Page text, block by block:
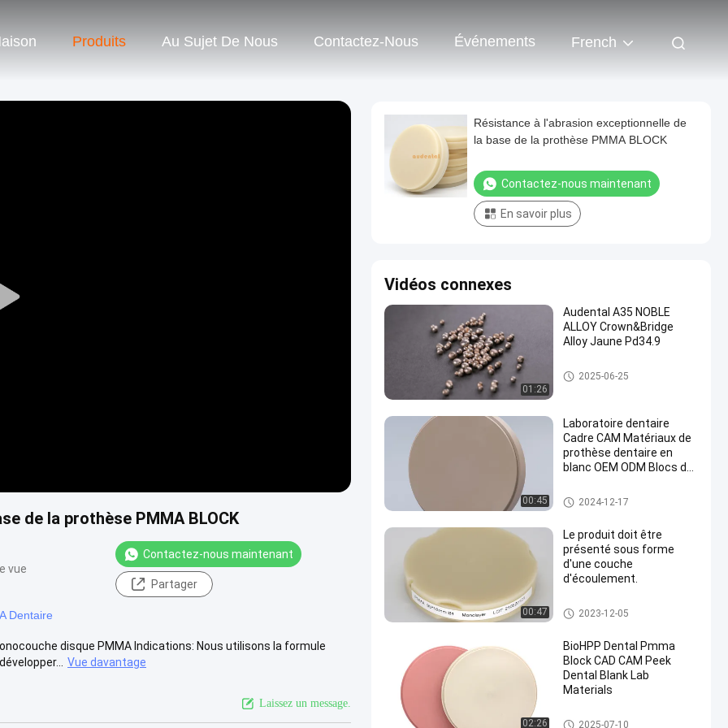
Produits Au Sujet De Nous Contactez-Nous Événements French
Play
de la prothèse PMMA BLOCK
vue
Contactez-nous maintenant
Partager
Dentaire
disque PMMA Indications: Nous utilisons la formule
Vue davantage
Laissez un message.
Résistance à l'abrasion exceptionnelle de
la base de la prothèse PMMA BLOCK
Contactez-nous maintenant
En savoir plus
Vidéos connexes
01:26
Audental A35 NOBLE
ALLOY Crown&Bridge
Alloy Jaune Pd34.9
Alliages dentaires
2025-06-25
00:45
Laboratoire dentaire
Cadre CAM Matériaux de
prothèse dentaire en
blanc OEM ODM Blocs de
Bloc De Pmma Dentaire
2024-12-17
00:47
Le produit doit être
présenté sous forme
d'une couche
d'écoulement.
Bloc De Pmma Dentaire
2023-12-05
02:26
BioHPP Dental Pmma
Block CAD CAM Peek
Dental Blank Lab
Materials
Bloc De Pmma Dentaire
2025-07-10